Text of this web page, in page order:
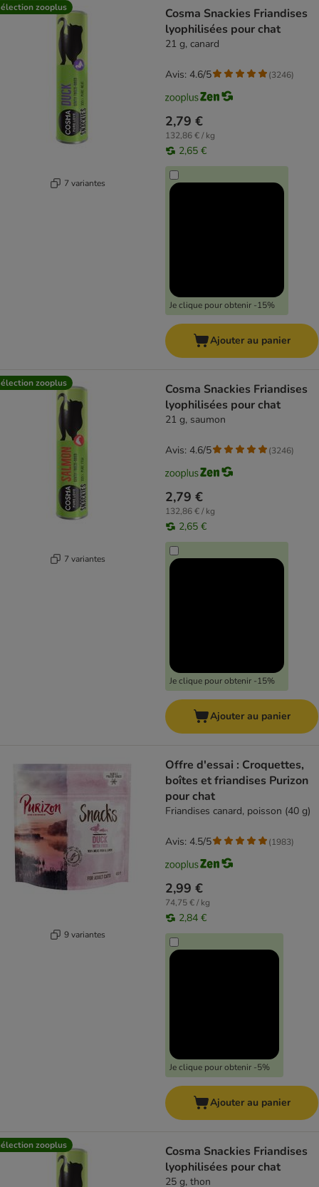
zooplus
7 variantes
Cosma Snackies Friandises
lyophilisées pour chat
21 g, canard
2,79 €
132,86 € / kg
2,65 €
Je clique pour obtenir -15%
Avis: 4.6/5 (3246)
Ajouter au panier
zooplus
7 variantes
Cosma Snackies Friandises
lyophilisées pour chat
21 g, saumon
2,79 €
132,86 € / kg
2,65 €
Je clique pour obtenir -15%
Avis: 4.6/5 (3246)
Ajouter au panier
9 variantes
Offre d'essai : Croquettes,
boîtes et friandises Purizon
pour chat
Friandises canard, poisson (40 g)
2,99 €
74,75 € / kg
2,84 €
Je clique pour obtenir -5%
Avis: 4.5/5 (1983)
Ajouter au panier
zooplus
Cosma Snackies Friandises
lyophilisées pour chat
25 g, thon